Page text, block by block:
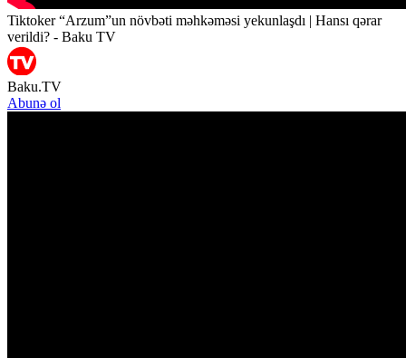
Tiktoker “Arzum”un növbəti məhkəməsi yekunlaşdı | Hansı qərar
verildi? - Baku TV
Baku.TV
Abunə ol